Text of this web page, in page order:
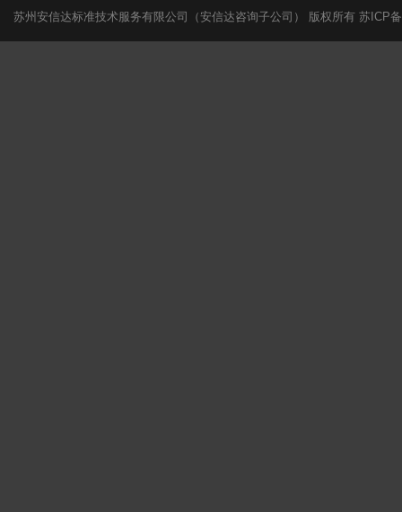
苏州安信达标准技术服务有限公司（安信达咨询子公司） 版权所有 苏ICP